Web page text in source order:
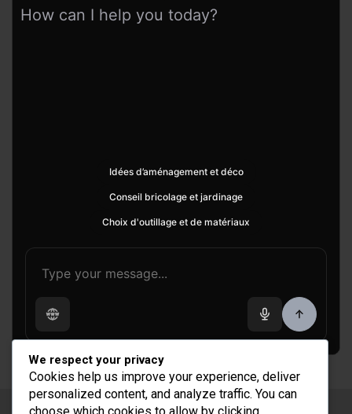
How can I help you today?
Idées d’aménagement et déco
Conseil bricolage et jardinage
Choix d'outillage et de matériaux
We respect your privacy
Cookies help us improve your experience, deliver
personalized content, and analyze traffic. You can
choose which cookies to allow by clicking